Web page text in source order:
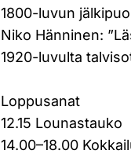
1800-luvun
Niko Hänninen:
1920-luvulta
Loppusanat
12.15 Lounastauko
14.00–18.00